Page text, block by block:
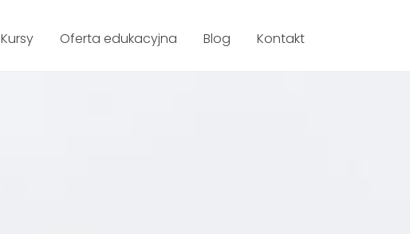
Kursy Oferta edukacyjna Blog Kontakt